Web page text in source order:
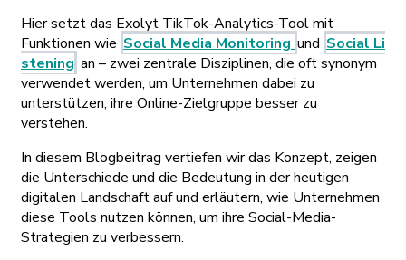
Hier setzt das Exolyt TikTok-Analytics-Tool mit
Funktionen wie Social Media Monitoring und Social Li
stening an – zwei zentrale Disziplinen, die oft synonym
verwendet werden, um Unternehmen dabei zu
unterstützen, ihre Online-Zielgruppe besser zu
verstehen.
In diesem Blogbeitrag vertiefen wir das Konzept, zeigen
die Unterschiede und die Bedeutung in der heutigen
digitalen Landschaft auf und erläutern, wie Unternehmen
diese Tools nutzen können, um ihre Social-Media-
Strategien zu verbessern.